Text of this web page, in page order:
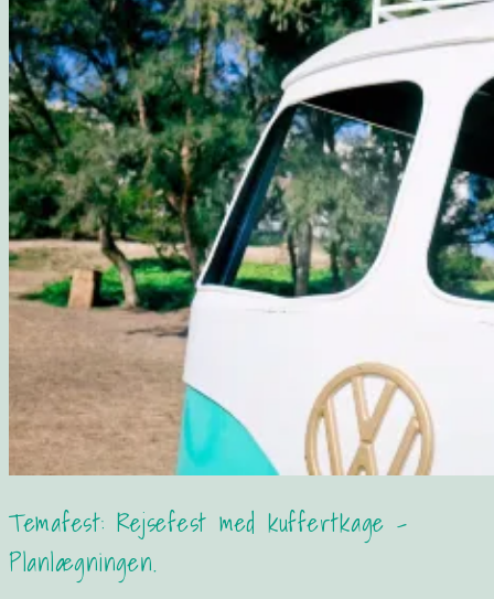
Temafest: Rejsefest med kuffertkage –
Planlægningen.